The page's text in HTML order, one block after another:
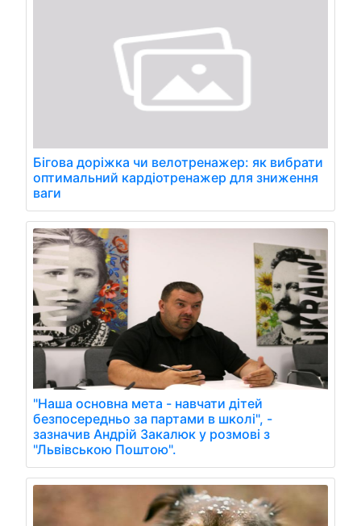
Бігова доріжка чи велотренажер: як вибрати
оптимальний кардіотренажер для зниження
ваги
"Наша основна мета - навчати дітей
безпосередньо за партами в школі", -
зазначив Андрій Закалюк у розмові з
"Львівською Поштою".